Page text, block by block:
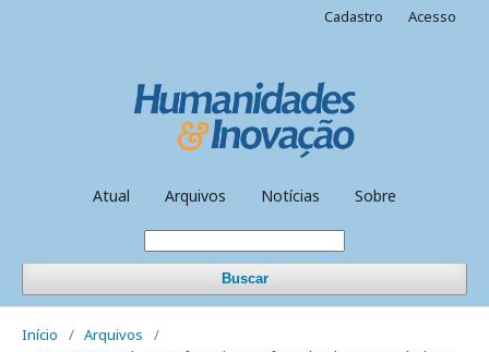
Atual Arquivos Notícias Sobre
Buscar
Cadastro Acesso
Início / Arquivos
/